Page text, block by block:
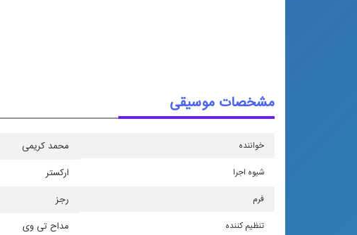
مشخصات موسیقی
خواننده محمد كریمی
شیوه اجرا اركستر
فرم رجز
تنظیم كننده مداح تی وی